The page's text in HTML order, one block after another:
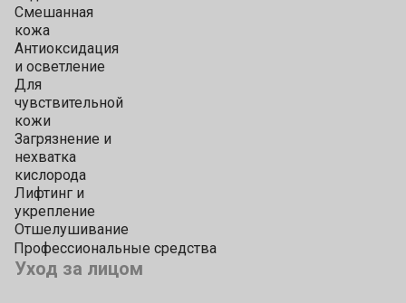
Смешанная
кожа
Антиоксидация
и осветление
Для
чувствительной
кожи
Загрязнение и
нехватка
кислорода
Лифтинг и
укрепление
Отшелушивание
Профессиональные средства
Уход за лицом